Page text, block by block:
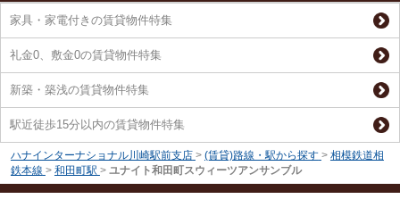
家具・家電付きの賃貸物件特集
礼金0、敷金0の賃貸物件特集
新築・築浅の賃貸物件特集
駅近徒歩15分以内の賃貸物件特集
ハナインターナショナル川崎駅前支店 > (賃貸)路線・駅から探す > 相模鉄道相
鉄本線 > 和田町駅 > ユナイト和田町スウィーツアンサンブル